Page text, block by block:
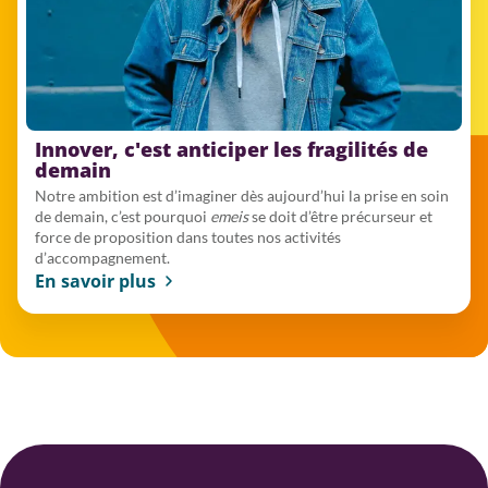
Innover, c'est anticiper les fragilités de
demain
Notre ambition est d’imaginer dès aujourd’hui la prise en soin
de demain, c’est pourquoi emeisse doit d’être précurseur et
force de proposition dans toutes nos activités
d’accompagnement.
En savoir plus